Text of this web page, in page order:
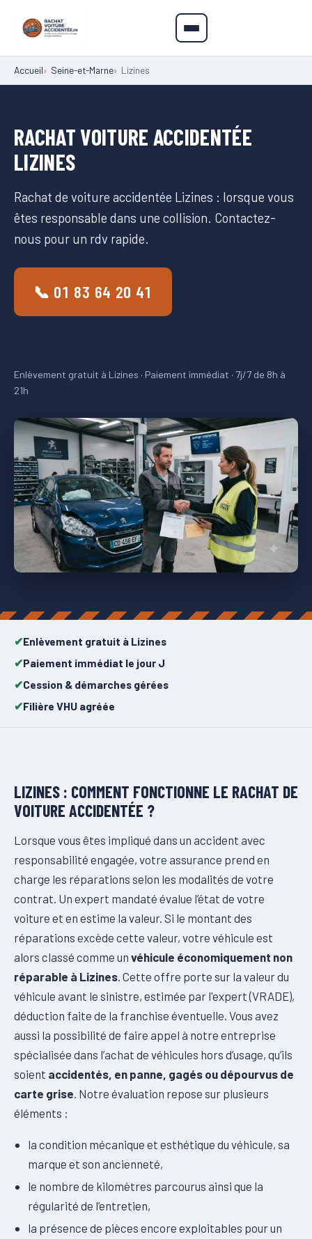
Accueil Seine-et-Marne Lizines
RACHAT VOITURE ACCIDENTÉE
LIZINES
Rachat de voiture accidentée Lizines : lorsque vous
êtes responsable dans une collision. Contactez-
nous pour un rdv rapide.
📞 01 83 64 20 41
Enlèvement gratuit à Lizines · Paiement immédiat · 7j/7 de 8h à
21h
Enlèvement gratuit à Lizines
Paiement immédiat le jour J
Cession & démarches gérées
Filière VHU agréée
LIZINES : COMMENT FONCTIONNE LE RACHAT DE
VOITURE ACCIDENTÉE ?
Lorsque vous êtes impliqué dans un accident avec
responsabilité engagée, votre assurance prend en
charge les réparations selon les modalités de votre
contrat. Un expert mandaté évalue l’état de votre
voiture et en estime la valeur. Si le montant des
réparations excède cette valeur, votre véhicule est
alors classé comme un véhicule économiquement non
réparable à Lizines . Cette offre porte sur la valeur du
véhicule avant le sinistre, estimée par l'expert (VRADE),
déduction faite de la franchise éventuelle. Vous avez
aussi la possibilité de faire appel à notre entreprise
spécialisée dans l’achat de véhicules hors d’usage, qu’ils
soient accidentés, en panne, gagés ou dépourvus de
carte grise . Notre évaluation repose sur plusieurs
éléments :
la condition mécanique et esthétique du véhicule, sa
marque et son ancienneté,
le nombre de kilomètres parcourus ainsi que la
régularité de l’entretien,
la présence de pièces encore exploitables pour un